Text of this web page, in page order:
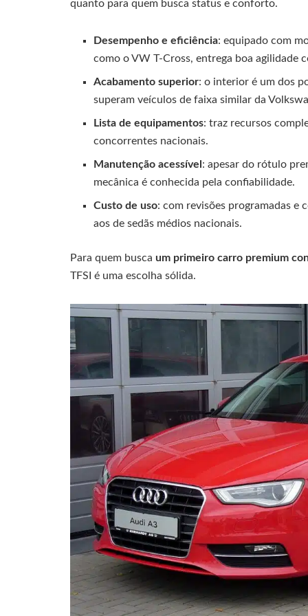
quanto para quem busca status e conforto.
Desempenho e eficiência: equipado com
como o VW T-Cross, entrega boa agilidade
Acabamento superior: o interior é um dos
superam veículos de faixa similar da
Lista de equipamentos: traz recursos
concorrentes nacionais.
Manutenção acessível : apesar do rótulo
mecânica é conhecida pela confiabilidade.
Custo de uso: com revisões programadas e
aos de sedãs médios nacionais.
Para quem busca um primeiro carro premium
TFSI é uma escolha sólida.